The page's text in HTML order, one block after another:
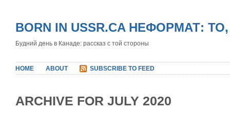
BORN IN USSR.CA НЕФОРМАТ:
Будний день в Канаде: рассказ с той стороны
HOME ABOUT SUBSCRIBE TO FEED
ARCHIVE FOR JULY 2020